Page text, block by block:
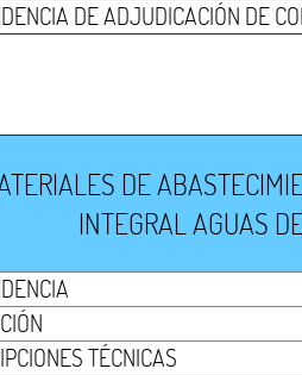
DE ADJUDICACIÓN DE
DE
INTEGRAL AGUAS
TÉCNICAS